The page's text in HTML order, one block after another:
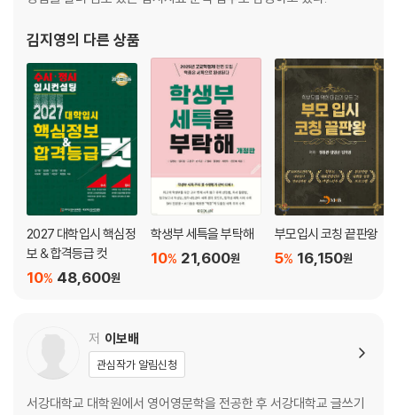
김지영의 다른 상품
2027 대학입시 핵심정
보 & 합격등급 컷
48,600원
10%
학생부 세특을 부탁해
21,600원
10%
부모입시 코칭 끝판왕
16,150원
5%
저 이보배
관심작가 알림신청
서강대학교 대학원에서 영어영문학을 전공한 후 서강대학교 글쓰기